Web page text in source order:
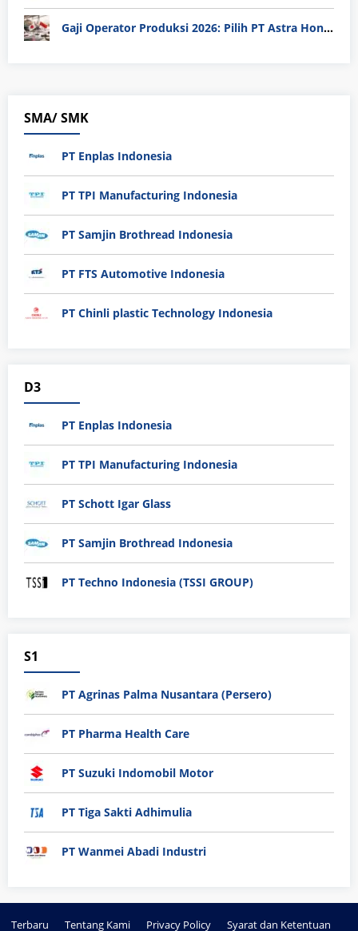
Gaji Operator Produksi 2026: Pilih PT Astra Honda Motor (AHM) atau Manufaktur di Jepang?
SMA/ SMK
PT Enplas Indonesia
PT TPI Manufacturing Indonesia
PT Samjin Brothread Indonesia
PT FTS Automotive Indonesia
PT Chinli plastic Technology Indonesia
D3
PT Enplas Indonesia
PT TPI Manufacturing Indonesia
PT Schott Igar Glass
PT Samjin Brothread Indonesia
PT Techno Indonesia (TSSI GROUP)
S1
PT Agrinas Palma Nusantara (Persero)
PT Pharma Health Care
PT Suzuki Indomobil Motor
PT Tiga Sakti Adhimulia
PT Wanmei Abadi Industri
Terbaru Tentang Kami Privacy Policy Syarat dan Ketentuan